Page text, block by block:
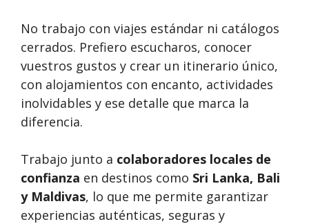
No trabajo con viajes estándar ni catálogos
cerrados. Prefiero escucharos, conocer
vuestros gustos y crear un itinerario único,
con alojamientos con encanto, actividades
inolvidables y ese detalle que marca la
diferencia.
Trabajo junto a colaboradores locales de
confianza en destinos como Sri Lanka, Bali
y Maldivas, lo que me permite garantizar
experiencias auténticas, seguras y